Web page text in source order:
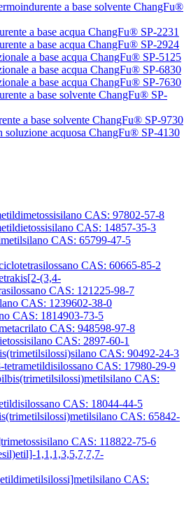
a base solvente ChangFu®
a base acqua ChangFu® SP-2231
a base acqua ChangFu® SP-2924
a base acqua ChangFu® SP-5125
a base acqua ChangFu® SP-6830
a base acqua ChangFu® SP-7630
a base solvente ChangFu® SP-
a base solvente ChangFu® SP-9730
soluzione acquosa ChangFu® SP-4130
CAS: 97802-57-8
CAS: 14857-35-3
CAS: 65799-47-5
CAS: 60665-85-2
(3,4-
CAS: 121225-98-7
CAS: 1239602-38-0
CAS: 1814903-73-5
CAS: 948598-97-8
CAS: 2897-60-1
CAS: 90492-24-3
CAS: 17980-29-9
CAS:
CAS: 18044-44-5
CAS: 65842-
CAS: 118822-75-6
1,1,1,3,5,7,7,7-
CAS: